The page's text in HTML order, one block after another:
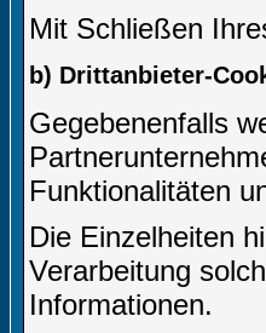
Mit Schließen
b) Drittanbieter-
Gegebenenfalls
Funktionalitäten
Die Einzelheiten
Verarbeitung
Informationen.